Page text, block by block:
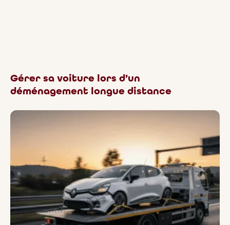
Gérer sa voiture lors d’un
déménagement longue distance